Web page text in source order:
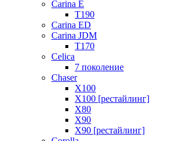
Carina E
T190
Carina ED
Carina JDM
T170
Celica
7 поколение
Chaser
X100
X100 [рестайлинг]
X80
X90
X90 [рестайлинг]